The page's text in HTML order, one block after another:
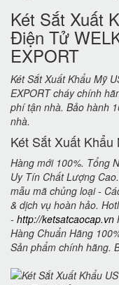
Két Sắt Xuất
Điện Tử
EXPORT
Két Sắt Xuất Khẩu Mỹ
EXPORT cháy chính
phí tận nhà. Bảo hành
nhà.
Két Sắt Xuất Khẩu
Hàng mới 100%. Tổng
Uy Tín Chất Lượng
mẫu mã chủng loại -
& dịch vụ hoàn hảo.
- http://ketsatcaocap.vn
Hàng Chuẩn Hãng
Sản phẩm chính hãng.